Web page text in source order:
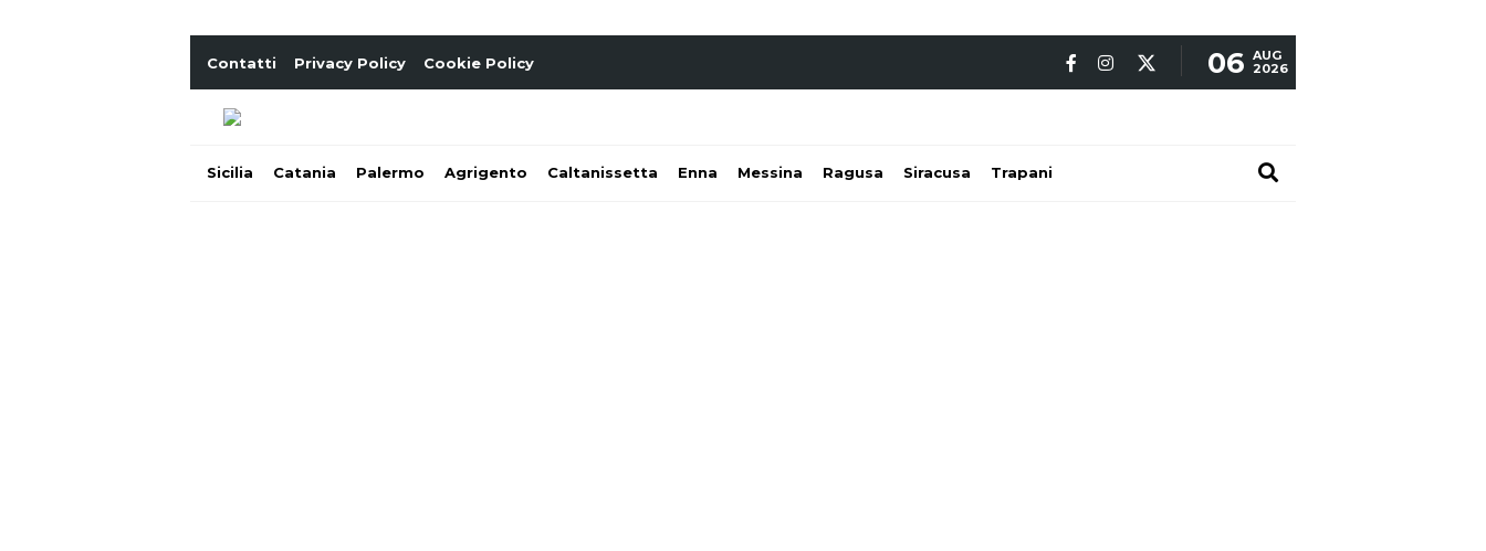
Contatti Privacy Policy Cookie Policy 06 AUG
2026
Sicilia Catania Palermo Agrigento Caltanissetta Enna Messina Ragusa Siracusa Trapani